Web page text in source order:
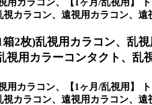
用カラコン、
【1ヶ月/乱視用】
カラコン、遠視用カラコン、
2枚)乱視用カラコン、 乱視
用カラーコンタクト、
用カラコン、
【1ヶ月/乱視用】
カラコン、遠視用カラコン、